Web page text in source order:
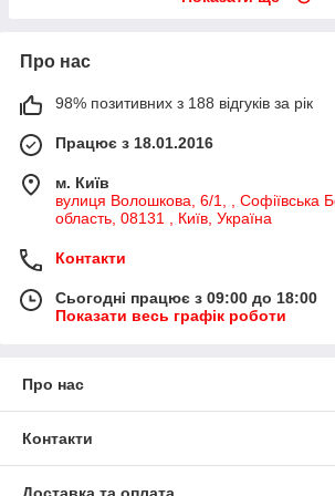
Про нас
98% позитивних з 188 відгуків за рік
Працює з 18.01.2016
м. Київ
вулиця Волошкова, 6/1, , Софіївська
область, 08131 , Київ, Україна
Контакти
Сьогодні працює з 09:00 до 18:00
Показати весь графік роботи
Про нас
Контакти